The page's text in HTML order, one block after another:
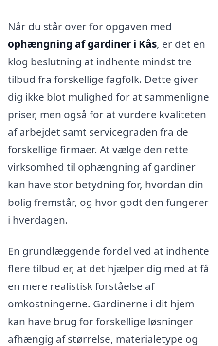
Når du står over for opgaven med
ophængning af gardiner i Kås, er det en
klog beslutning at indhente mindst tre
tilbud fra forskellige fagfolk. Dette giver
dig ikke blot mulighed for at sammenligne
priser, men også for at vurdere kvaliteten
af arbejdet samt servicegraden fra de
forskellige firmaer. At vælge den rette
virksomhed til ophængning af gardiner
kan have stor betydning for, hvordan din
bolig fremstår, og hvor godt den fungerer
i hverdagen.
En grundlæggende fordel ved at indhente
flere tilbud er, at det hjælper dig med at få
en mere realistisk forståelse af
omkostningerne. Gardinerne i dit hjem
kan have brug for forskellige løsninger
afhængig af størrelse, materialetype og